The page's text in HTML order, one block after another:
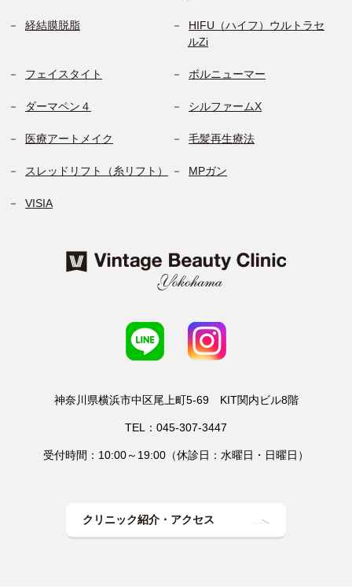
経結膜脱脂
HIFU（ハイフ）ウルトラセ
ルZi
フェイスタイト ボルニューマー
ダーマペン４ シルファームX
医療アートメイク 毛髪再生療法
スレッドリフト（糸リフト） MPガン
VISIA
神奈川県横浜市中区尾上町5-69 KIT関内ビル8階
TEL：045-307-3447
受付時間：10:00～19:00（休診日：水曜日・日曜日）
クリニック紹介・アクセス